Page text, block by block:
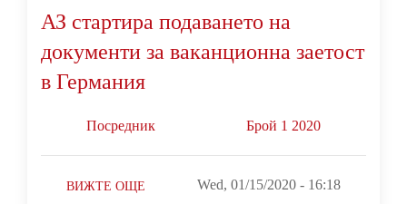
АЗ стартира подаването на
документи за ваканционна заетост
в Германия
Посредник Брой 1 2020
ВИЖТЕ ОЩЕ Wed, 01/15/2020 - 16:18